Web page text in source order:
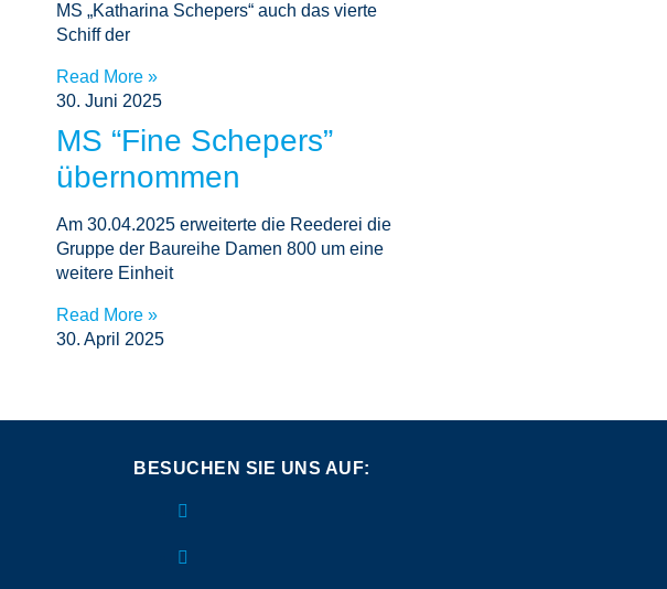
MS „Katharina Schepers“ auch das vierte
Schiff der
Read More »
30. Juni 2025
MS “Fine Schepers”
übernommen
Am 30.04.2025 erweiterte die Reederei die
Gruppe der Baureihe Damen 800 um eine
weitere Einheit
Read More »
30. April 2025
BESUCHEN SIE UNS AUF: